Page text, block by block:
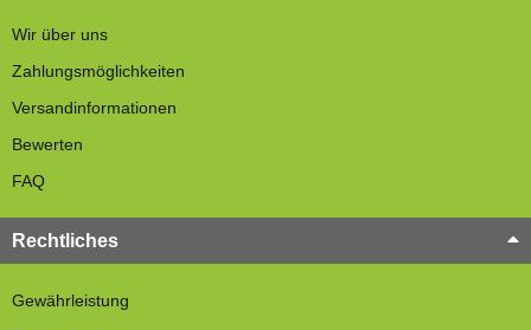
Wir über uns
Zahlungsmöglichkeiten
Versandinformationen
Bewerten
FAQ
Rechtliches
Gewährleistung